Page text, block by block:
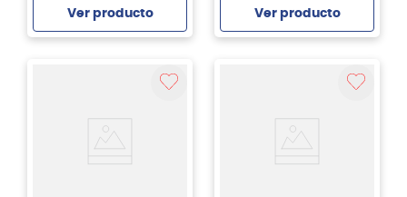
Ver producto Ver producto